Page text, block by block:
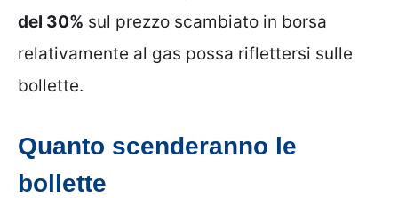
del 30% sul prezzo scambiato in borsa
relativamente al gas possa riflettersi sulle
bollette.
Quanto scenderanno le
bollette